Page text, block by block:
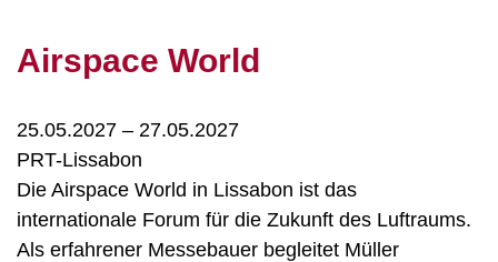
Airspace World
25.05.2027 – 27.05.2027
PRT-Lissabon
Die Airspace World in Lissabon ist das
internationale Forum für die Zukunft des Luftraums.
Als erfahrener Messebauer begleitet Müller